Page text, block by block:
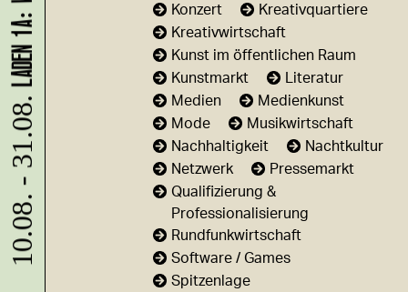
Konzert
Kreativquartiere
Kreativwirtschaft
Kunst im öffentlichen Raum
Kunstmarkt
Literatur
Medien
Medienkunst
Mode
Musikwirtschaft
Nachhaltigkeit
Nachtkultur
Netzwerk
Pressemarkt
Qualifizierung &
Professionalisierung
Rundfunkwirtschaft
Software / Games
Spitzenlage
10.08. - 31.08.